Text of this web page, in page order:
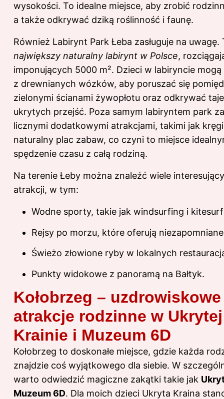
wysokości. To idealne miejsce, aby zrobić
a także odkrywać dziką roślinność i faunę.
Również Labirynt Park Łeba zasługuje na uwagę.
największy naturalny labirynt w Polsce,
imponujących 5000 m². Dzieci w labiryncie
z drewnianych wózków, aby poruszać się
zielonymi ścianami żywopłotu oraz odkrywać
ukrytych przejść. Poza samym labiryntem park
licznymi dodatkowymi atrakcjami, takimi jak
naturalny plac zabaw, co czyni to miejsce
spędzenie czasu z całą rodziną.
Na terenie Łeby można znaleźć wiele
atrakcji, w tym:
Wodne sporty, takie jak windsurfing i
Rejsy po morzu, które oferują
Świeżo złowione ryby w lokalnych
Punkty widokowe z panoramą na Bałtyk.
Kołobrzeg – uzdrowiskowe
atrakcje rodzinne w Ukrytej
Krainie i Muzeum 6D
Kołobrzeg to doskonałe miejsce, gdzie każda
znajdzie coś wyjątkowego dla siebie. W
warto odwiedzić magiczne zakątki takie jak
Muzeum 6D. Dla moich dzieci Ukryta Kraina